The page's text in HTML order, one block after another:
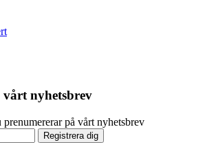
nyhetsbrev
på vårt nyhetsbrev
Registrera dig